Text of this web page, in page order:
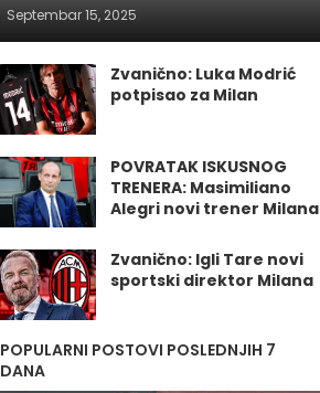
Septembar 15, 2025
Zvanično: Luka Modrić
potpisao za Milan
POVRATAK ISKUSNOG
TRENERA: Masimiliano
Alegri novi trener Milana
Zvanično: Igli Tare novi
sportski direktor Milana
POPULARNI POSTOVI POSLEDNJIH 7
DANA